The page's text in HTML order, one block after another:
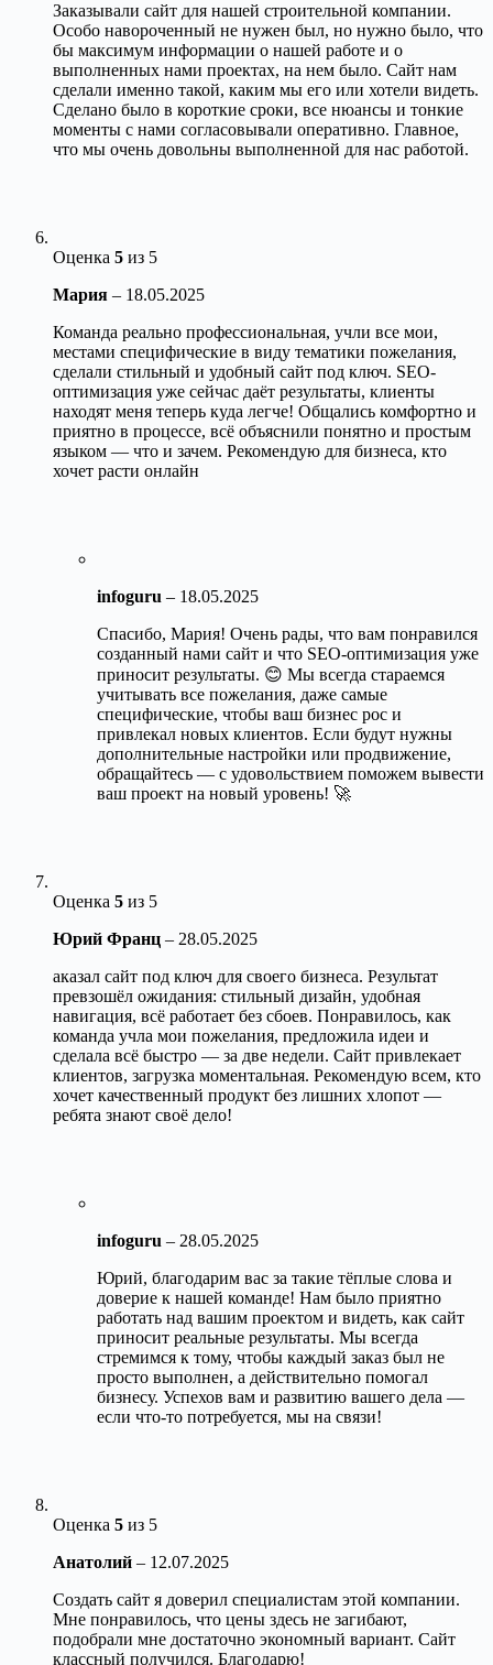
Заказывали сайт для нашей строительной компании.
Особо навороченный не нужен был, но нужно было, что
бы максимум информации о нашей работе и о
выполненных нами проектах, на нем было. Сайт нам
сделали именно такой, каким мы его или хотели видеть.
Сделано было в короткие сроки, все нюансы и тонкие
моменты с нами согласовывали оперативно. Главное,
что мы очень довольны выполненной для нас работой.
Оценка 5 из 5
Мария – 18.05.2025
Команда реально профессиональная, учли все мои,
местами специфические в виду тематики пожелания,
сделали стильный и удобный сайт под ключ. SEO-
оптимизация уже сейчас даёт результаты, клиенты
находят меня теперь куда легче! Общались комфортно и
приятно в процессе, всё объяснили понятно и простым
языком — что и зачем. Рекомендую для бизнеса, кто
хочет расти онлайн
infoguru – 18.05.2025
Спасибо, Мария! Очень рады, что вам понравился
созданный нами сайт и что SEO-оптимизация уже
приносит результаты. 😊 Мы всегда стараемся
учитывать все пожелания, даже самые
специфические, чтобы ваш бизнес рос и
привлекал новых клиентов. Если будут нужны
дополнительные настройки или продвижение,
обращайтесь — с удовольствием поможем вывести
ваш проект на новый уровень! 🚀
Оценка 5 из 5
Юрий Франц – 28.05.2025
аказал сайт под ключ для своего бизнеса. Результат
превзошёл ожидания: стильный дизайн, удобная
навигация, всё работает без сбоев. Понравилось, как
команда учла мои пожелания, предложила идеи и
сделала всё быстро — за две недели. Сайт привлекает
клиентов, загрузка моментальная. Рекомендую всем, кто
хочет качественный продукт без лишних хлопот —
ребята знают своё дело!
infoguru – 28.05.2025
Юрий, благодарим вас за такие тёплые слова и
доверие к нашей команде! Нам было приятно
работать над вашим проектом и видеть, как сайт
приносит реальные результаты. Мы всегда
стремимся к тому, чтобы каждый заказ был не
просто выполнен, а действительно помогал
бизнесу. Успехов вам и развитию вашего дела —
если что-то потребуется, мы на связи!
Оценка 5 из 5
Анатолий – 12.07.2025
Создать сайт я доверил специалистам этой компании.
Мне понравилось, что цены здесь не загибают,
подобрали мне достаточно экономный вариант. Сайт
классный получился. Благодарю!